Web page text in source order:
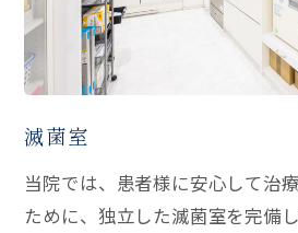
滅菌室
当院では、患者様に安心して治
ために、独立した滅菌室を完備し